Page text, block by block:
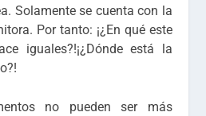
Solamente se cuenta con la
Por tanto: ¡¿En qué este
iguales?!¡¿Dónde está la
no pueden ser más